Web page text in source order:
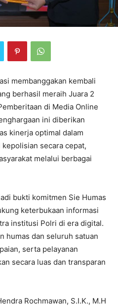
membanggakan kembali
berhasil meraih Juara 2
di Media Online
ini diberikan
kinerja optimal dalam
secara cepat,
melalui berbagai
bukti komitmen Sie Humas
keterbukaan informasi
institusi Polri di era digital.
humas dan seluruh satuan
serta pelayanan
secara luas dan transparan
Rochmawan, S.I.K., M.H